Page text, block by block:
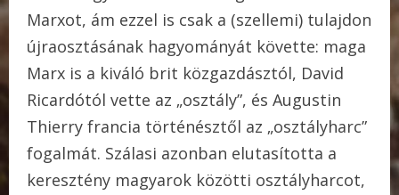
Marxot, ám ezzel is csak a (szellemi) tulajdon
újraosztásának hagyományát követte: maga
Marx is a kiváló brit közgazdásztól, David
Ricardótól vette az „osztály”, és Augustin
Thierry francia történésztől az „osztályharc”
fogalmát. Szálasi azonban elutasította a
keresztény magyarok közötti osztályharcot,